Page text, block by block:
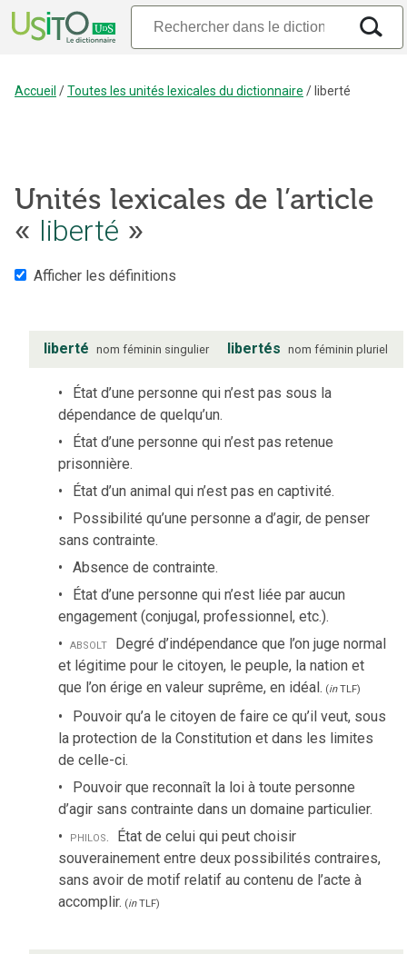
Accueil /Toutes les unités lexicales du dictionnaire / liberté
Unités lexicales de l’article
« liberté »
Afficher les définitions
liberté nom féminin singulier libertés nom féminin pluriel
État d’une personne qui n’est pas sous la
dépendance de quelqu’un.
État d’une personne qui n’est pas retenue
prisonnière.
État d’un animal qui n’est pas en captivité.
Possibilité qu’une personne a d’agir, de penser
sans contrainte.
Absence de contrainte.
État d’une personne qui n’est liée par aucun
engagement (conjugal, professionnel, etc.).
absolt Degré d’indépendance que l’on juge normal
et légitime pour le citoyen, le peuple, la nation et
que l’on érige en valeur suprême, en idéal. (inTLF)
Pouvoir qu’a le citoyen de faire ce qu’il veut, sous
la protection de la Constitution et dans les limites
de celle-ci.
Pouvoir que reconnaît la loi à toute personne
d’agir sans contrainte dans un domaine particulier.
philos. État de celui qui peut choisir
souverainement entre deux possibilités contraires,
sans avoir de motif relatif au contenu de l’acte à
accomplir. (inTLF)